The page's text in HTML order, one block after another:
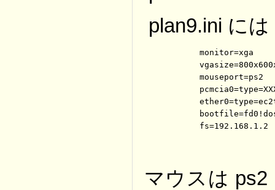
plan9.ini には
	monitor=xga
	vgasize=800x600x8
	mouseport=ps2
	ether0=type=ec2t id=LPC2	← LPC2 で Melco の LPC2-T が認識された
マウスは